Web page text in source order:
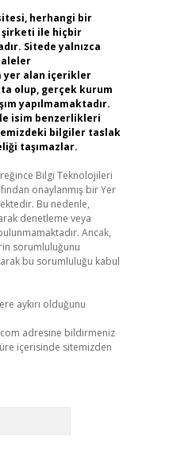
herhangi bir
şirketi ile hiçbir
Sitede yalnızca
yer alan içerikler
olup, gerçek kurum
yapılmamaktadır.
isim benzerlikleri
bilgiler taslak
taşımazlar.
Bilgi Teknolojileri
onaylanmış bir Yer
Bu nedenle,
denetleme veya
Ancak,
sorumluluğunu
bu sorumluluğu kabul
aykırı olduğunu
adresine bildirmeniz
içerisinde sitemizden